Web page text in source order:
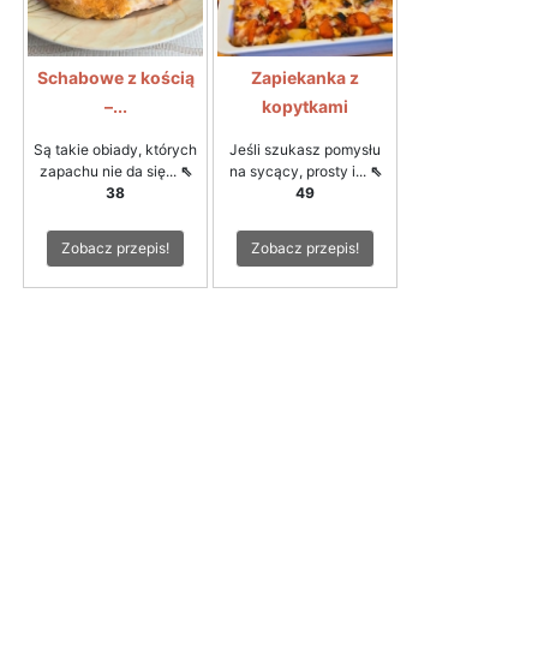
Schabowe z kością
–...
Są takie obiady, których
zapachu nie da się... ⇖
38
Zobacz przepis!
Zapiekanka z
kopytkami
Jeśli szukasz pomysłu
na sycący, prosty i... ⇖
49
Zobacz przepis!